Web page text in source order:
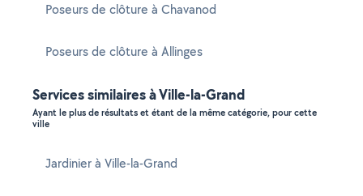
Poseurs de clôture à Chavanod
Poseurs de clôture à Allinges
Services similaires à Ville-la-Grand
Ayant le plus de résultats et étant de la même catégorie, pour cette
ville
Jardinier à Ville-la-Grand